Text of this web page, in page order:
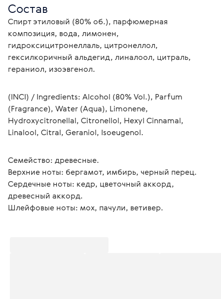
Состав
Cпирт этиловый (80% об.), парфюмерная
композиция, вода, лимонен,
гидроксицитронеллаль, цитронеллол,
гексилкоричный альдегид, линалоол, цитраль,
гераниол, изоэвгенол.
(INCI) / Ingredients: Alcohol (80% Vol.), Parfum
(Fragrance), Water (Aqua), Limonene,
Hydroxycitronellal, Citronellol, Hexyl Cinnamal,
Linalool, Citral, Geraniol, Isoeugenol.
Семейство: древесные.
Верхние ноты: бергамот, имбирь, черный перец.
Сердечные ноты: кедр, цветочный аккорд,
древесный аккорд.
Шлейфовые ноты: мох, пачули, ветивер.